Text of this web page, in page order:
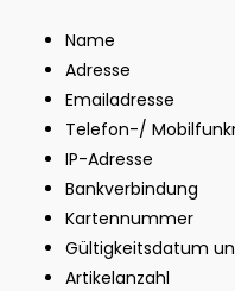
Name
Adresse
Emailadresse
Telefon-/
IP-Adresse
Bankverbindung
Kartennummer
Gültigkeitsdatum
Artikelanzahl